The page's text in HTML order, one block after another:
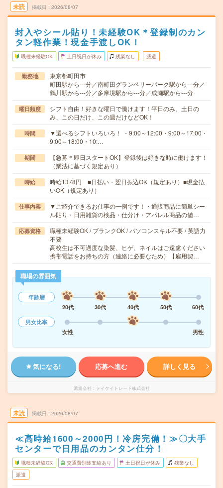
未読 掲載日 2026/08/07
封入やシール貼り！未経験OK＊登録制のカン
タン軽作業！現金手渡しOK！
職種未経験OK 土日祝日が休み 残業なし 派遣
勤務地
東京都町田市
町田駅から---分／南町田グランベリーパーク駅から---分／
鶴川駅から---分／多摩境駅から---分／成瀬駅から---分
曜日頻度
シフト自由！好きな曜日で働けます！平日のみ、土日の
み、この日だけ、この週だけなどOK！
時間
▼選べるシフトいろいろ！ ・9:00～12:00・9:00～17:00・
9:00～18:00・10:…
期間
【急募＊即日スタートOK】登録後は好きな時に働けます！
（業法に基づく規定あり）
時給
時給1378円 ■日払い・翌日振込OK（規定あり）■現金払
いOK（規定あり）
仕事内容
▼ご紹介できるお仕事の一例です！・通販商品に簡単シー
ル貼り・日用雑貨の検品・仕分け・アパレル商品の値…
応募資格
職種未経験OK / ブランクOK / パソコンスキル不要 / 英語力
不要
高校生は不可過度な染髪、ヒゲ、ネイルはご遠慮ください
携帯電話をお持ちの方（連絡に必要なため）【雇用契…
職場の雰囲気
年齢層
20代
30代 40代 50代
60代
男女比率
女性
男性
気になる! 応募へ進む 詳しく見る
派遣会社 テイケイトレード株式会社
未読 掲載日 2026/08/07
≪高時給1600～2000円！冷房完備！≫〇大手
センターで日用品のカンタン仕分！
職種未経験OK 交通費別途支給あり 土日祝日が休み 残業なし
派遣